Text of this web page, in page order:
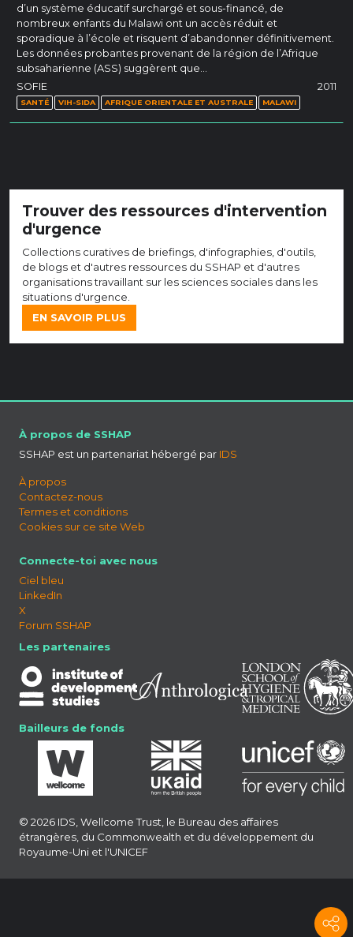
d’un système éducatif surchargé et sous-financé, de
nombreux enfants du Malawi ont un accès réduit et
sporadique à l’école et risquent d’abandonner définitivement.
Les données probantes provenant de la région de l’Afrique
subsaharienne (ASS) suggèrent que…
SOFIE
2011
SANTÉ VIH-SIDA AFRIQUE ORIENTALE ET AUSTRALE MALAWI
Trouver des ressources d'intervention
d'urgence
Collections curatives de briefings, d'infographies, d'outils,
de blogs et d'autres ressources du SSHAP et d'autres
organisations travaillant sur les sciences sociales dans les
situations d'urgence.
EN SAVOIR PLUS
À propos de SSHAP
SSHAP est un partenariat hébergé par IDS
À propos
Contactez-nous
Termes et conditions
Cookies sur ce site Web
Connecte-toi avec nous
Ciel bleu
LinkedIn
X
Forum SSHAP
Les partenaires
Bailleurs de fonds
© 2026 IDS, Wellcome Trust, le Bureau des affaires
étrangères, du Commonwealth et du développement du
Royaume-Uni et l'UNICEF